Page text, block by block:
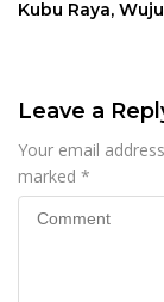
Kubu Raya,
Leave a
Your email
marked *